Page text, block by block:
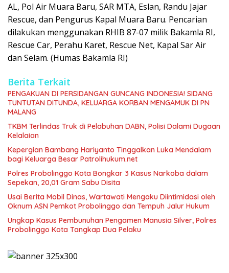
AL, Pol Air Muara Baru, SAR MTA, Eslan, Randu Jajar
Rescue, dan Pengurus Kapal Muara Baru. Pencarian
dilakukan menggunakan RHIB 87-07 milik Bakamla RI,
Rescue Car, Perahu Karet, Rescue Net, Kapal Sar Air
dan Selam. (Humas Bakamla RI)
Berita Terkait
PENGAKUAN DI PERSIDANGAN GUNCANG INDONESIA! SIDANG
TUNTUTAN DITUNDA, KELUARGA KORBAN MENGAMUK DI PN
MALANG
TKBM Terlindas Truk di Pelabuhan DABN, Polisi Dalami Dugaan
Kelalaian
Kepergian Bambang Hariyanto Tinggalkan Luka Mendalam
bagi Keluarga Besar Patrolihukum.net
Polres Probolinggo Kota Bongkar 3 Kasus Narkoba dalam
Sepekan, 20,01 Gram Sabu Disita
Usai Berita Mobil Dinas, Wartawati Mengaku Diintimidasi oleh
Oknum ASN Pemkot Probolinggo dan Tempuh Jalur Hukum
Ungkap Kasus Pembunuhan Pengamen Manusia Silver, Polres
Probolinggo Kota Tangkap Dua Pelaku